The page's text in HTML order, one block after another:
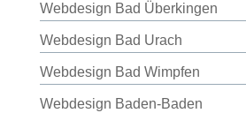
Webdesign Bad Überkingen
Webdesign Bad Urach
Webdesign Bad Wimpfen
Webdesign Baden-Baden